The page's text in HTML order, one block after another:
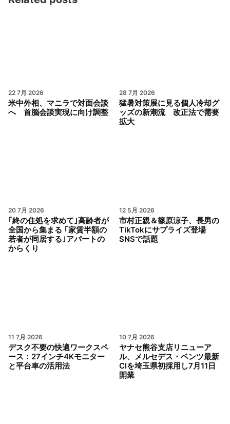
22 7月 2026
米中外相、マニラで対面会談
へ 首脳会談実現に向け調整
28 7月 2026
猛暑対策展に見る個人冷却グ
ッズの新潮流 改正法で需要
拡大
20 7月 2026
｢終の住処を求めて｣高齢者が
全国から集まる ｢家賃半額の
若者が同居する｣アパートの
からくり
12 5月 2026
市村正親＆篠原涼子、長男の
TikTokにサプライズ登場
SNSで話題
11 7月 2026
デスク不要の快適ワークスペ
ース：27インチ4Kモニター
と平台車の活用法
10 7月 2026
ヤナセ熊谷支店リニューア
ル、メルセデス・ベンツ最新
CIを埼玉県初採用し7月11日
開業